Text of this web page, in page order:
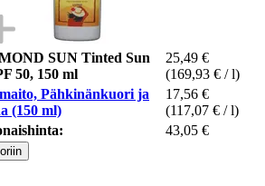
SUN Tinted Sun
50, 150 ml
25,49 €
(169,93 € / l)
Pähkinänkuori ja
(150 ml)
17,56 €
(117,07 € / l)
43,05 €